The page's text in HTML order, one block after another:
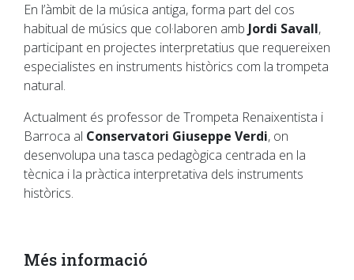
En l’àmbit de la música antiga, forma part del cos
habitual de músics que col·laboren amb Jordi Savall,
participant en projectes interpretatius que requereixen
especialistes en instruments històrics com la trompeta
natural.
Actualment és professor de Trompeta Renaixentista i
Barroca al Conservatori Giuseppe Verdi, on
desenvolupa una tasca pedagògica centrada en la
tècnica i la pràctica interpretativa dels instruments
històrics.
Més informació